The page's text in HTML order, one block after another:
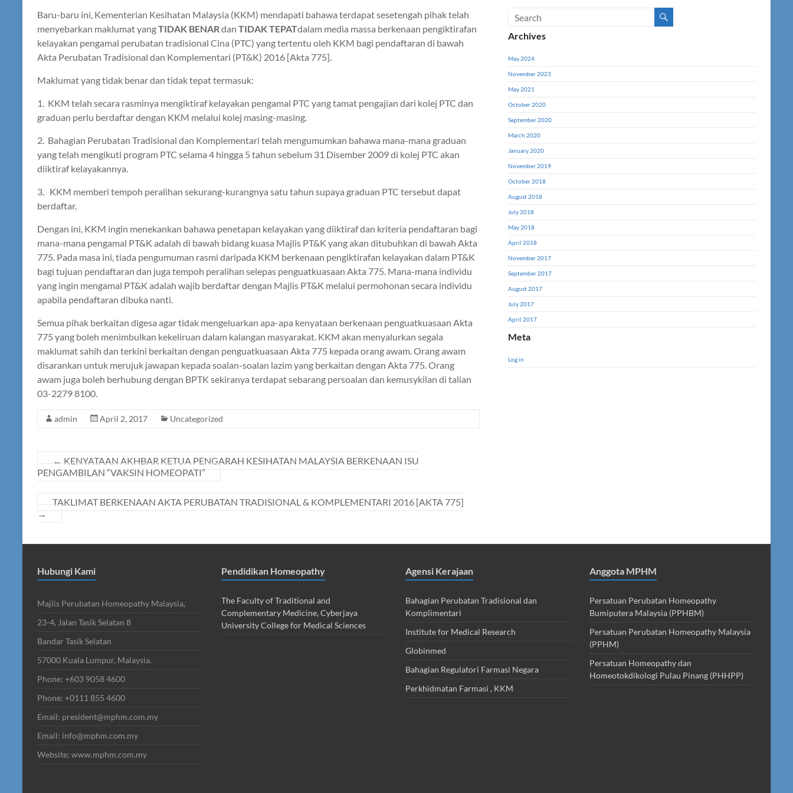
Baru-baru ini, Kementerian Kesihatan Malaysia (KKM) mendapati bahawa terdapat sesetengah pihak telah
menyebarkan maklumat yangTIDAK BENARdan TIDAK TEPATdalam media massa berkenaan pengiktirafan
kelayakan pengamal perubatan tradisional Cina (PTC) yang tertentu oleh KKM bagi pendaftaran di bawah
Akta Perubatan Tradisional dan Komplementari (PT&K) 2016 [Akta 775].
Maklumat yang tidak benar dan tidak tepat termasuk:
1. KKM telah secara rasminya mengiktiraf kelayakan pengamal PTC yang tamat pengajian dari kolej PTC dan
graduan perlu berdaftar dengan KKM melalui kolej masing-masing.
2. Bahagian Perubatan Tradisional dan Komplementari telah mengumumkan bahawa mana-mana graduan
yang telah mengikuti program PTC selama 4 hingga 5 tahun sebelum 31 Disember 2009 di kolej PTC akan
diiktiraf kelayakannya.
3. KKM memberi tempoh peralihan sekurang-kurangnya satu tahun supaya graduan PTC tersebut dapat
berdaftar.
Dengan ini, KKM ingin menekankan bahawa penetapan kelayakan yang diiktiraf dan kriteria pendaftaran bagi
mana-mana pengamal PT&K adalah di bawah bidang kuasa Majlis PT&K yang akan ditubuhkan di bawah Akta
775. Pada masa ini, tiada pengumuman rasmi daripada KKM berkenaan pengiktirafan kelayakan dalam PT&K
bagi tujuan pendaftaran dan juga tempoh peralihan selepas penguatkuasaan Akta 775. Mana-mana individu
yang ingin mengamal PT&K adalah wajib berdaftar dengan Majlis PT&K melalui permohonan secara individu
apabila pendaftaran dibuka nanti.
Semua pihak berkaitan digesa agar tidak mengeluarkan apa-apa kenyataan berkenaan penguatkuasaan Akta
775 yang boleh menimbulkan kekeliruan dalam kalangan masyarakat. KKM akan menyalurkan segala
maklumat sahih dan terkini berkaitan dengan penguatkuasaan Akta 775 kepada orang awam. Orang awam
disarankan untuk merujuk jawapan kepada soalan-soalan lazim yang berkaitan dengan Akta 775. Orang
awam juga boleh berhubung dengan BPTK sekiranya terdapat sebarang persoalan dan kemusykilan di talian
03-2279 8100.
admin April 2, 2017 Uncategorized
← KENYATAAN AKHBAR KETUA PENGARAH KESIHATAN MALAYSIA BERKENAAN ISU
PENGAMBILAN “VAKSIN HOMEOPATI”
TAKLIMAT BERKENAAN AKTA PERUBATAN TRADISIONAL & KOMPLEMENTARI 2016 [AKTA 775]
→
Archives
May 2024
November 2023
May 2021
October 2020
September 2020
March 2020
January 2020
November 2019
October 2018
August 2018
July 2018
May 2018
April 2018
November 2017
September 2017
August 2017
July 2017
April 2017
Meta
Log in
Hubungi Kami
Majlis Perubatan Homeopathy Malaysia,
23-4, Jalan Tasik Selatan 8
Bandar Tasik Selatan
57000 Kuala Lumpur, Malaysia.
Phone: +603 9058 4600
Phone: +0111 855 4600
Email: president@mphm.com.my
Email: info@mphm.com.my
Website: www.mphm.com.my
Pendidikan Homeopathy
The Faculty of Traditional and
Complementary Medicine, Cyberjaya
University College for Medical Sciences
Agensi Kerajaan
Bahagian Perubatan Tradisional dan
Komplimentari
Institute for Medical Research
Globinmed
Bahagian Regulatori Farmasi Negara
Perkhidmatan Farmasi , KKM
Anggota MPHM
Persatuan Perubatan Homeopathy
Bumiputera Malaysia (PPHBM)
Persatuan Perubatan Homeopathy Malaysia
(PPHM)
Persatuan Homeopathy dan
Homeotokdikologi Pulau Pinang (PHHPP)